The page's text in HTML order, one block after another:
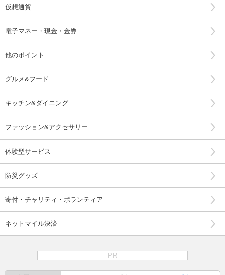
仮想通貨
電子マネー・現金・金券
他のポイント
グルメ&フード
キッチン&ダイニング
ファッション&アクセサリー
体験型サービス
防災グッズ
寄付・チャリティ・ボランティア
ネットマイル決済
PR